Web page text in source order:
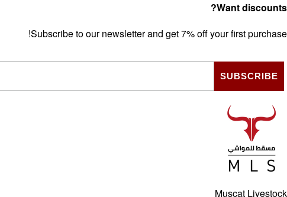
Want discounts?
Subscribe to our newsletter and get 7% off your first purchase!
SUBSCRIBE
Muscat Livestock